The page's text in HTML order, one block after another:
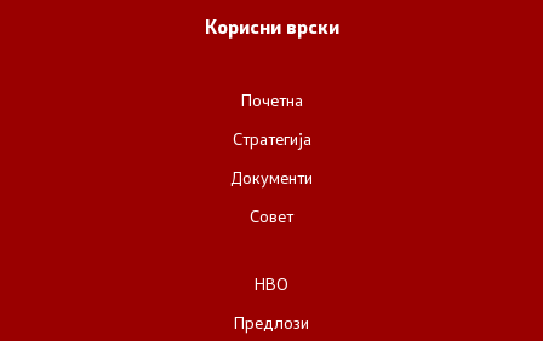
Корисни врски
Почетна
Стратегија
Документи
Совет
НВО
Предлози